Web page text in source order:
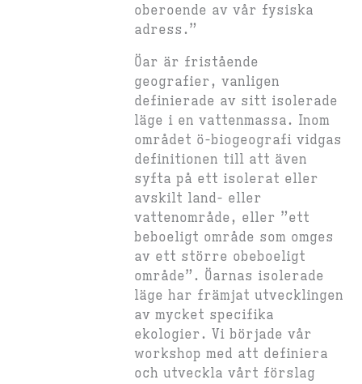
oberoende av vår fysiska
adress.”
Öar är fristående
geografier, vanligen
definierade av sitt isolerade
läge i en vattenmassa. Inom
området ö-biogeografi vidgas
definitionen till att även
syfta på ett isolerat eller
avskilt land- eller
vattenområde, eller ”ett
beboeligt område som omges
av ett större obeboeligt
område”. Öarnas isolerade
läge har främjat utvecklingen
av mycket specifika
ekologier. Vi började vår
workshop med att definiera
och utveckla vårt förslag